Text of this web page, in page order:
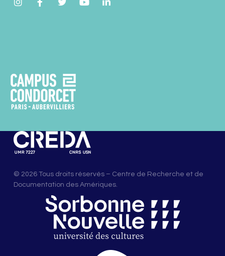
© 2026 Tous droits réservés – Centre de Recherche et de
Documentation des Amériques.